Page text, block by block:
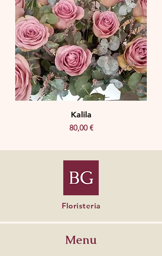
Kalila
Precio
80,00 €
Floristeria
Menu